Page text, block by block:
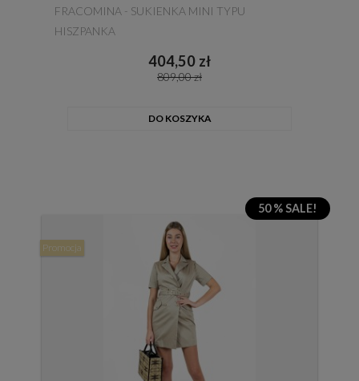
FRACOMINA - SUKIENKA MINI TYPU
HISZPANKA
404,50 zł
809,00 zł
DO KOSZYKA
50 % SALE!
Promocja